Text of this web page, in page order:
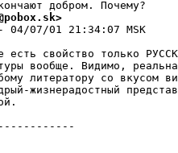
04/07/01 21:34:07 MSK
свойство только
вообще. Видимо,
литератору со вкусом
жизнеpадостный